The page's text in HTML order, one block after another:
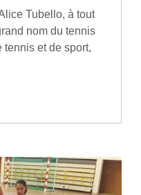
Tubello, à tout
nom du tennis
et de sport,